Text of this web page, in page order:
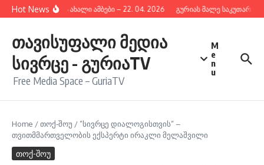
შიგთავსზე გადასვლა
Hot Newsგურიის ახალი ამბები – 22. 04. 2026 გურიას მალე საკუთარი
თავისუფალი მედია
სივრცე - გურიაTV
Free Media Space – GuriaTV
M
e
n
u
Home /თოქ-შოუ / ”სივრცე დიალოგისთვის” –
თვითმმართველობის ექსპერტი ირაკლი მელაშვილი
თოქ-შოუ